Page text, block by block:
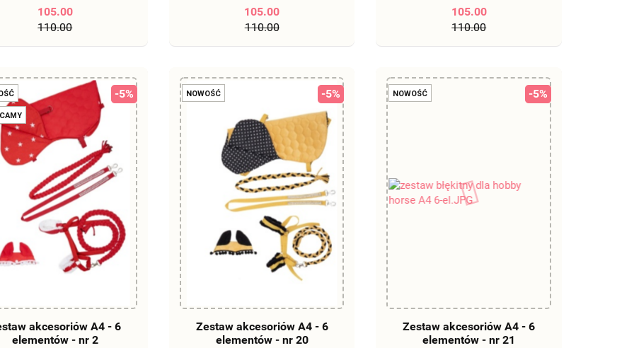
105.00
110.00
105.00
110.00
105.00
110.00
DO KOSZYKAakcesoriów A4 - 6
elementów - nr 2
-5% NOWOŚĆ
DO KOSZYKA
Zestaw akcesoriów A4 - 6
elementów - nr 20
-5% NOWOŚĆ
DO KOSZYKA
Zestaw akcesoriów A4 - 6
elementów - nr 21
-5%